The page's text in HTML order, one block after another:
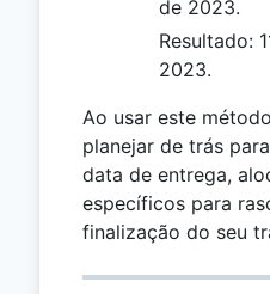
de 2023.
Resultado:
2023.
Ao usar este
planejar de trás
data de entrega,
específicos para
finalização do seu